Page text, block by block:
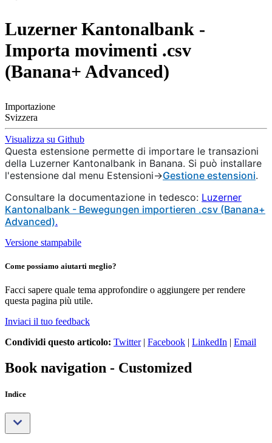
Luzerner Kantonalbank -
Importa movimenti .csv
(Banana+ Advanced)
Importazione
Svizzera
Visualizza su Github
Questa estensione permette di importare le transazioni
della Luzerner Kantonalbank in Banana. Si può installare
l'estensione dal menu Estensioni->Gestione estensioni.
Consultare la documentazione in tedesco: Luzerner
Kantonalbank - Bewegungen importieren .csv (Banana+
Advanced).
Versione stampabile
Come possiamo aiutarti meglio?
Facci sapere quale tema approfondire o aggiungere per rendere
questa pagina più utile.
Inviaci il tuo feedback
Condividi questo articolo: Twitter| Facebook | LinkedIn | Email
Book navigation - Customized
Indice